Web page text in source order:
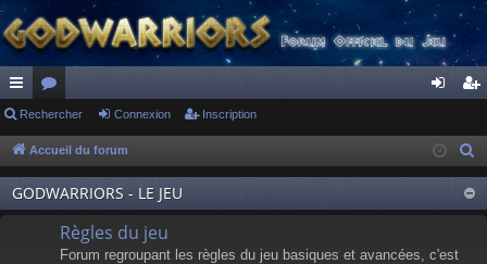
ac
co
ur
ci
or
u
m
s
ne
xi
on
cri
pti
on
Rechercher Connexion Inscription
Accueil du forum
GODWARRIORS - LE JEU
Règles du jeu
Forum regroupant les règles du jeu basiques et avancées, c'est